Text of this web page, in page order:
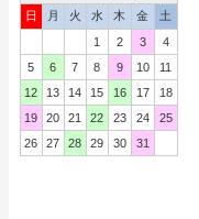
日
月 火 水 木 金
土
1
2 3
4
5
6 7 8 9 10
11
12
13 14 15 16 17
18
19
20 21 22 23 24
25
26
27 28 29 30 31